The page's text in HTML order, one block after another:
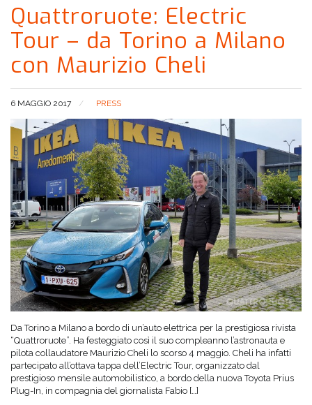
Quattroruote: Electric
Tour – da Torino a Milano
con Maurizio Cheli
6 MAGGIO 2017 PRESS
Da Torino a Milano a bordo di un’auto elettrica per la prestigiosa rivista
“Quattroruote”. Ha festeggiato così il suo compleanno l’astronauta e
pilota collaudatore Maurizio Cheli lo scorso 4 maggio. Cheli ha infatti
partecipato all’ottava tappa dell’Electric Tour, organizzato dal
prestigioso mensile automobilistico, a bordo della nuova Toyota Prius
Plug-In, in compagnia del giornalista Fabio […]